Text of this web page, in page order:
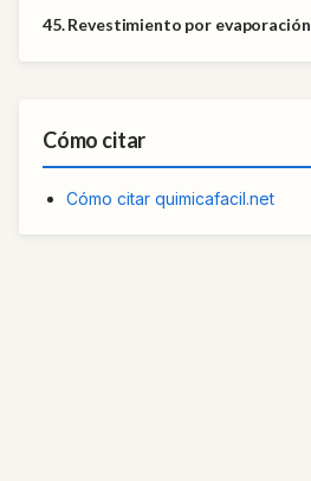
45. Revestimiento por evaporación
Cómo citar
Cómo citar quimicafacil.net